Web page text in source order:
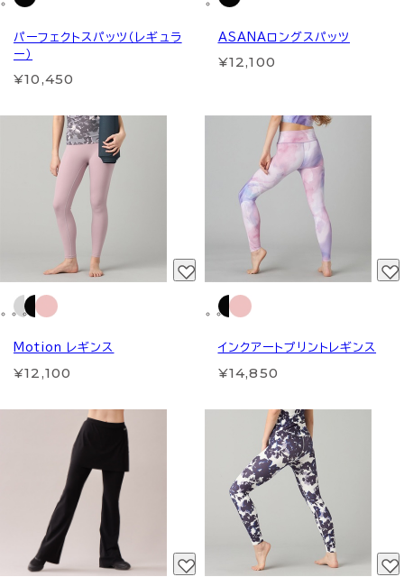
パーフェクトスパッツ（レギュラ
ー）
¥10,450
ASANAロングスパッツ
¥12,100
Motion レギンス
¥12,100
インクアートプリントレギンス
¥14,850